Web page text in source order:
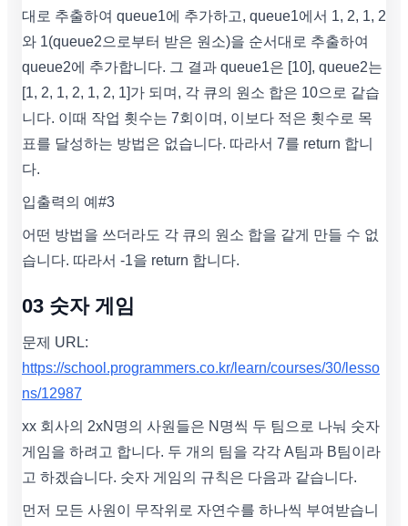
대로 추출하여 queue1에 추가하고, queue1에서 1, 2, 1, 2
와 1(queue2으로부터 받은 원소)을 순서대로 추출하여
queue2에 추가합니다. 그 결과 queue1은 [10], queue2는
[1, 2, 1, 2, 1, 2, 1]가 되며, 각 큐의 원소 합은 10으로 같습
니다. 이때 작업 횟수는 7회이며, 이보다 적은 횟수로 목
표를 달성하는 방법은 없습니다. 따라서 7를 return 합니
다.
입출력의 예#3
어떤 방법을 쓰더라도 각 큐의 원소 합을 같게 만들 수 없
습니다. 따라서 -1을 return 합니다.
03 숫자 게임
문제 URL:
https://school.programmers.co.kr/learn/courses/30/lesso
ns/12987
xx 회사의 2xN명의 사원들은 N명씩 두 팀으로 나눠 숫자
게임을 하려고 합니다. 두 개의 팀을 각각 A팀과 B팀이라
고 하겠습니다. 숫자 게임의 규칙은 다음과 같습니다.
먼저 모든 사원이 무작위로 자연수를 하나씩 부여받습니